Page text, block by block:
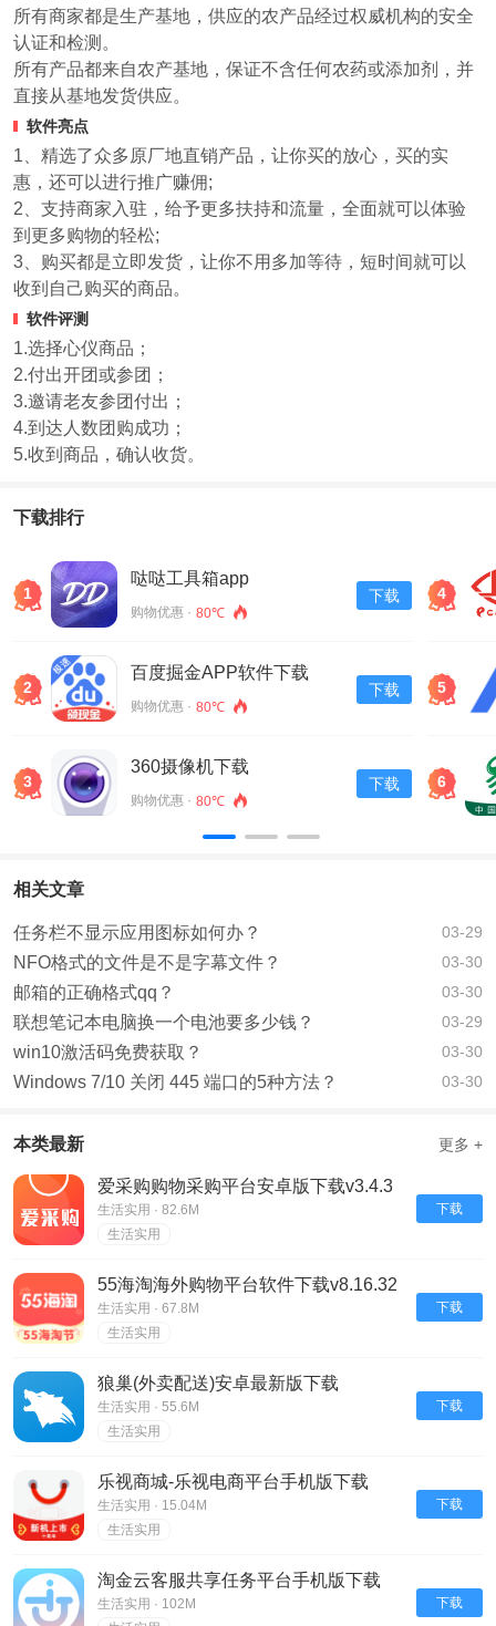
所有商家都是生产基地，供应的农产品经过权威机构的安全
认证和检测。
所有产品都来自农产基地，保证不含任何农药或添加剂，并
直接从基地发货供应。
软件亮点
1、精选了众多原厂地直销产品，让你买的放心，买的实
惠，还可以进行推广赚佣;
2、支持商家入驻，给予更多扶持和流量，全面就可以体验
到更多购物的轻松;
3、购买都是立即发货，让你不用多加等待，短时间就可以
收到自己购买的商品。
软件评测
1.选择心仪商品；
2.付出开团或参团；
3.邀请老友参团付出；
4.到达人数团购成功；
5.收到商品，确认收货。
下载排行
1
哒哒工具箱app
购物优惠 · 80℃
下载
2
百度掘金APP软件下载
购物优惠 · 80℃
下载
3
360摄像机下载
购物优惠 · 80℃
下载
4
5
6
相关文章
任务栏不显示应用图标如何办？ 03-29
NFO格式的文件是不是字幕文件？ 03-30
邮箱的正确格式qq？ 03-30
联想笔记本电脑换一个电池要多少钱？ 03-29
win10激活码免费获取？ 03-30
Windows 7/10 关闭 445 端口的5种方法？ 03-30
本类最新 更多 +
爱采购购物采购平台安卓版下载v3.4.3
生活实用 · 82.6M
生活实用
下载
55海淘海外购物平台软件下载v8.16.32
生活实用 · 67.8M
生活实用
下载
狼巢(外卖配送)安卓最新版下载
v3.10.0.20.release
生活实用 · 55.6M
生活实用
下载
乐视商城-乐视电商平台手机版下载
V4.3.7
生活实用 · 15.04M
生活实用
下载
淘金云客服共享任务平台手机版下载
v6.8.23
生活实用 · 102M
下载